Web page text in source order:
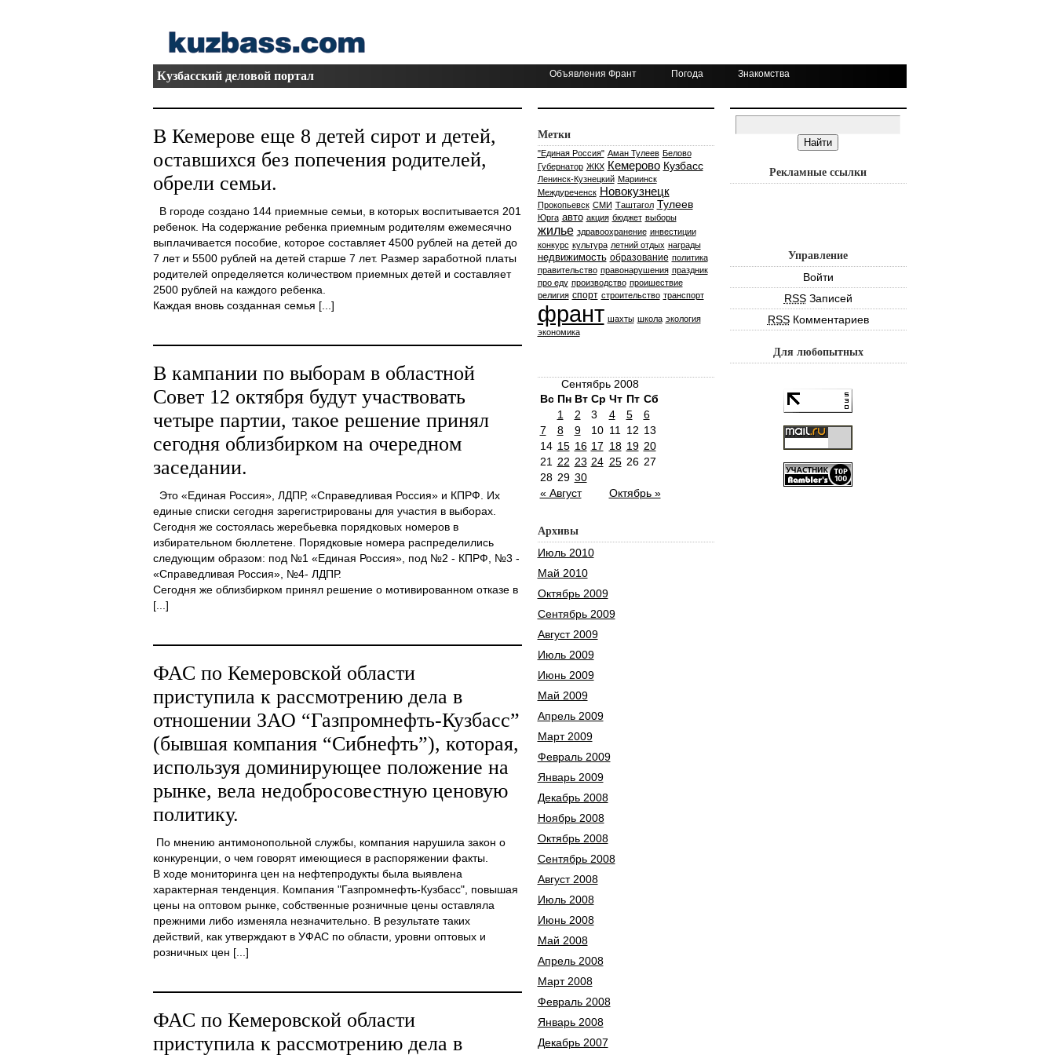
Кузбасский деловой портал Объявления Франт Погода Знакомства
В Кемерове еще 8 детей сирот и детей,
оставшихся без попечения родителей,
обрели семьи.
В городе создано 144 приемные семьи, в которых воспитывается 201
ребенок. На содержание ребенка приемным родителям ежемесячно
выплачивается пособие, которое составляет 4500 рублей на детей до
7 лет и 5500 рублей на детей старше 7 лет. Размер заработной платы
родителей определяется количеством приемных детей и составляет
2500 рублей на каждого ребенка.
Каждая вновь созданная семья [...]
В кампании по выборам в областной
Совет 12 октября будут участвовать
четыре партии, такое решение принял
сегодня облизбирком на очередном
заседании.
Это «Единая Россия», ЛДПР, «Справедливая Россия» и КПРФ. Их
единые списки сегодня зарегистрированы для участия в выборах.
Сегодня же состоялась жеребьевка порядковых номеров в
избирательном бюллетене. Порядковые номера распределились
следующим образом: под №1 «Единая Россия», под №2 - КПРФ, №3 -
«Справедливая Россия», №4- ЛДПР.
Сегодня же облизбирком принял решение о мотивированном отказе в
[...]
ФАС по Кемеровской области
приступила к рассмотрению дела в
отношении ЗАО “Газпромнефть-Кузбасс”
(бывшая компания “Сибнефть”), которая,
используя доминирующее положение на
рынке, вела недобросовестную ценовую
политику.
По мнению антимонопольной службы, компания нарушила закон о
конкуренции, о чем говорят имеющиеся в распоряжении факты.
В ходе мониторинга цен на нефтепродукты была выявлена
характерная тенденция. Компания "Газпромнефть-Кузбасс", повышая
цены на оптовом рынке, собственные розничные цены оставляла
прежними либо изменяла незначительно. В результате таких
действий, как утверждают в УФАС по области, уровни оптовых и
розничных цен [...]
ФАС по Кемеровской области
приступила к рассмотрению дела в
Метки
"Единая Россия" Аман Тулеев Белово
Губернатор ЖКХ Кемерово Кузбасс
Ленинск-Кузнецкий Мариинск
Междуреченск Новокузнецк
Прокопьевск СМИ Таштагол Тулеев
Юрга авто акция бюджет выборы
жилье здравоохранение инвестиции
конкурс культура летний отдых награды
недвижимость образование политика
правительство правонарушения праздник
про еду производство проишествие
религия спорт строительство транспорт
франт шахты школа экология
экономика
Сентябрь 2008
Вс Пн Вт Ср Чт Пт Сб
« Август Октябрь »
1 2 3 4 5
6
7
8 9 10 11 12 13
14 15 16 17 18 19 20
21
22 23 24 25 26 27
28 29 30
Архивы
Июль 2010
Май 2010
Октябрь 2009
Сентябрь 2009
Август 2009
Июль 2009
Июнь 2009
Май 2009
Апрель 2009
Март 2009
Февраль 2009
Январь 2009
Декабрь 2008
Ноябрь 2008
Октябрь 2008
Сентябрь 2008
Август 2008
Июль 2008
Июнь 2008
Май 2008
Апрель 2008
Март 2008
Февраль 2008
Январь 2008
Декабрь 2007
Рекламные ссылки
Управление
Войти
RSSЗаписей
RSSКомментариев
Для любопытных